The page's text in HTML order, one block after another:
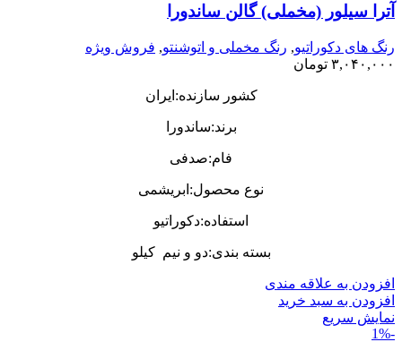
آترا سیلور (مخملی) گالن ساندورا
رنگ های دکوراتیو, رنگ مخملی و اتوشنتو, فروش ویژه
۳,۰۴۰,۰۰۰ تومان
کشور سازنده:ایران
برند:ساندورا
فام:صدفی
نوع محصول:ابریشمی
استفاده:دکوراتیو
بسته بندی:دو و نیم کیلو
افزودن به علاقه مندی
افزودن به سبد خرید
نمایش سریع
-1%